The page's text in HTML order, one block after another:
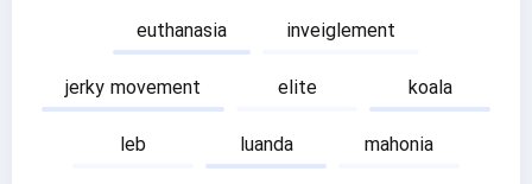
euthanasia
inveiglement
jerky movement
elite
koala
leb
luanda
mahonia